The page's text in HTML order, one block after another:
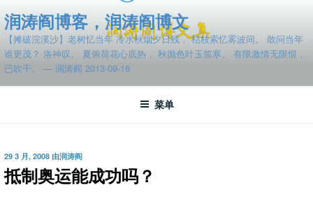
至
容
润涛阎博客，润涛阎博文
【摊破浣溪沙】老树忆当年 冷水秋烟夕日残， 枯枝索忆雾波间。 敢问当年
谁更茂？ 洛神叹。 夏俯荷花心底热， 秋抛色叶玉笛寒。 有限激情无限恨，
已吹干。 — 润涛阎 2013-09-16
菜单
发
布
于
29 3 月, 2008 由润涛阎
抵制奥运能成功吗？